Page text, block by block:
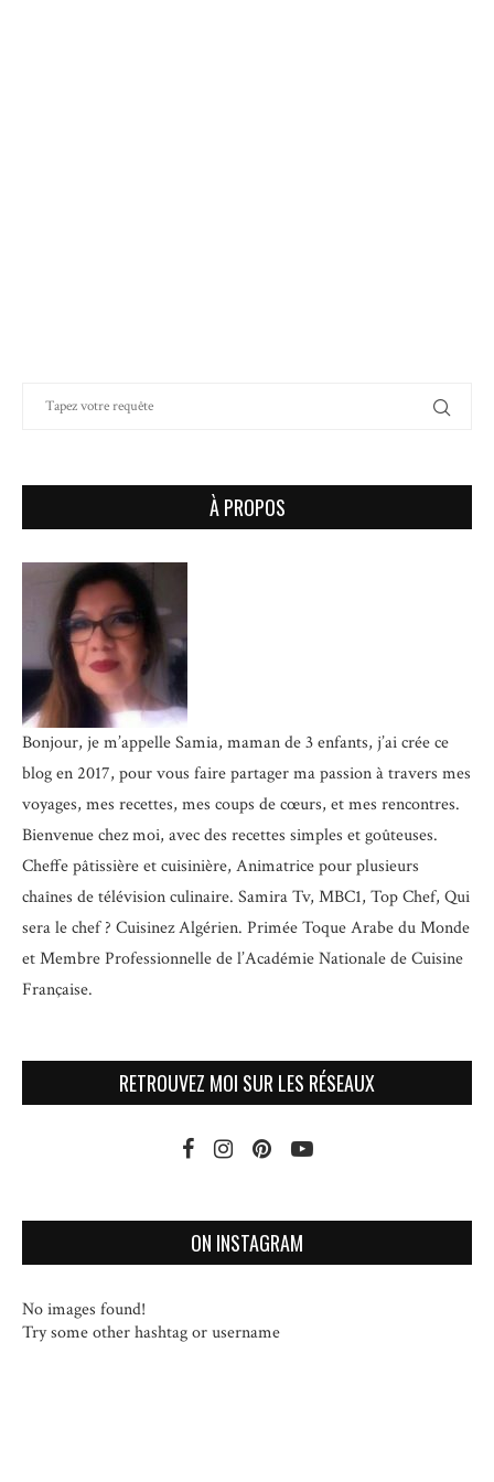
À PROPOS
Bonjour, je m’appelle Samia, maman de 3 enfants, j’ai crée ce
blog en 2017, pour vous faire partager ma passion à travers mes
voyages, mes recettes, mes coups de cœurs, et mes rencontres.
Bienvenue chez moi, avec des recettes simples et goûteuses.
Cheffe pâtissière et cuisinière, Animatrice pour plusieurs
chaînes de télévision culinaire. Samira Tv, MBC1, Top Chef, Qui
sera le chef ? Cuisinez Algérien. Primée Toque Arabe du Monde
etMembre Professionnelle de l’Académie Nationale de Cuisine
Française.
RETROUVEZ MOI SUR LES RÉSEAUX
ON INSTAGRAM
No images found!
Try some other hashtag or username